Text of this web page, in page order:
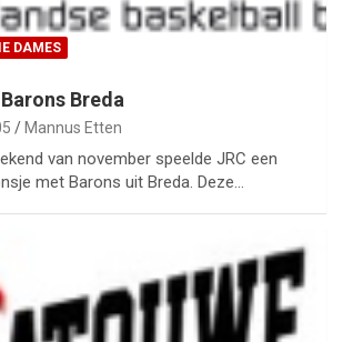
DAMES
Breda
Mannus Etten
van november speelde JRC een
met Barons uit Breda. Deze…